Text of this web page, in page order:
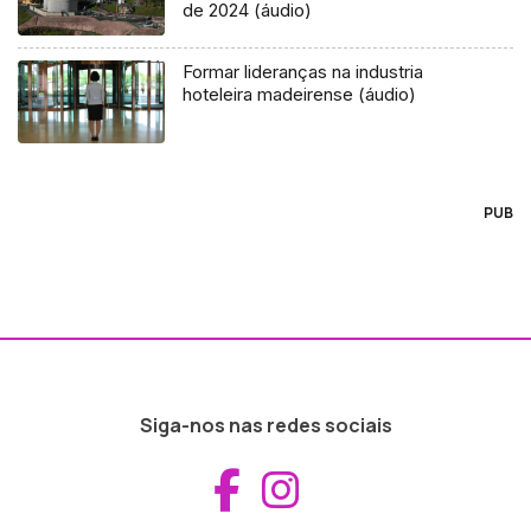
de 2024 (áudio)
Formar lideranças na industria
hoteleira madeirense (áudio)
PUB
Siga-nos nas redes sociais
Aceder ao